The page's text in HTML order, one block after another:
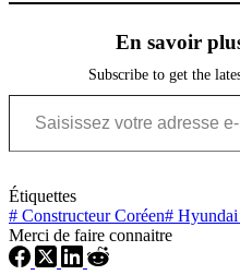
En savoir
Subscribe to get the
Saisissez votre adresse e-mail…
Étiquettes
# Constructeur Coréen#
Merci de faire connaitre